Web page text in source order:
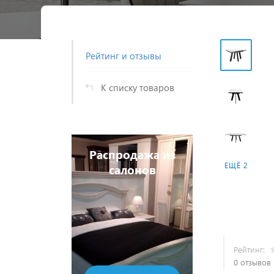
Рейтинг и отзывы
К списку товаров
Оставить отзыв
салонов
ЕЩЁ 2
Рейтинг:
0 отзывов